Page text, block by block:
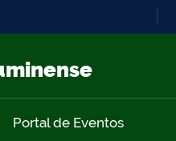
Portal de Eventos